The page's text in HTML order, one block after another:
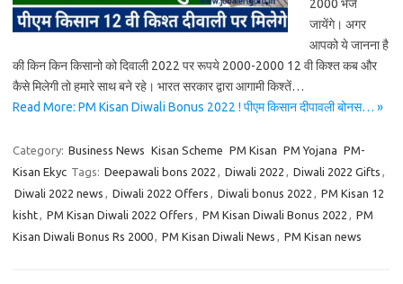
2000 भेजे
जायेंगे। अगर
आपको ये जानना है
की किन किन किसानो को दिवाली 2022 पर रूपये 2000-2000 12 वी किश्त कब और
कैसे मिलेगी तो हमारे साथ बने रहे। भारत सरकार द्वारा आगामी किश्तें…
Read More: PM Kisan Diwali Bonus 2022 ! पीएम किसान दीपावली बोनस… »
Category: Business News Kisan Scheme PM Kisan PM Yojana PM-
Kisan Ekyc Tags: Deepawali bons 2022 , Diwali 2022 , Diwali 2022 Gifts ,
Diwali 2022 news , Diwali 2022 Offers , Diwali bonus 2022 , PM Kisan 12
kisht, PM Kisan Diwali 2022 Offers , PM Kisan Diwali Bonus 2022 , PM
Kisan Diwali Bonus Rs 2000, PM Kisan Diwali News , PM Kisan news